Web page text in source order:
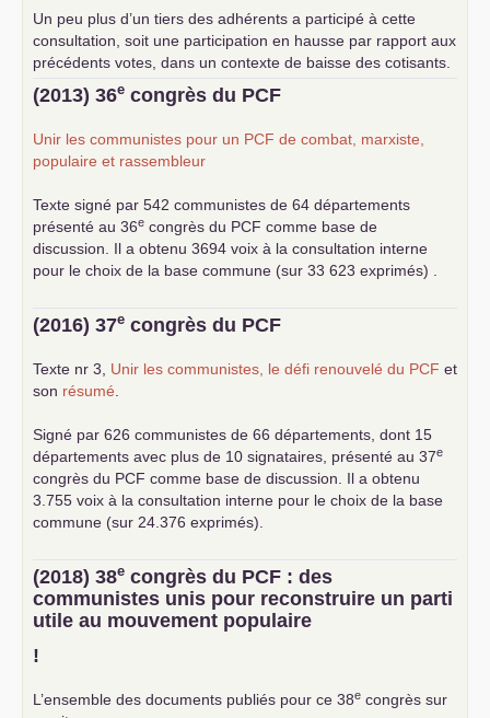
Un peu plus d’un tiers des adhérents a participé à cette
consultation, soit une participation en hausse par rapport aux
précédents votes, dans un contexte de baisse des cotisants.
... lire la suite
(2013) 36e congrès du PCF
Unir les communistes pour un PCF de combat, marxiste,
populaire et rassembleur
Texte signé par 542 communistes de 64 départements
présenté au 36e congrès du PCF comme base de
discussion. Il a obtenu 3694 voix à la consultation interne
pour le choix de la base commune (sur 33 623 exprimés) .
(2016) 37e congrès du PCF
Texte nr 3, Unir les communistes, le défi renouvelé du PCF et
son résumé
Signé par 626 communistes de 66 départements, dont 15
départements avec plus de 10 signataires, présenté au 37e
congrès du PCF comme base de discussion. Il a obtenu
3.755 voix à la consultation interne pour le choix de la base
commune (sur 24.376 exprimés).
(2018) 38e congrès du PCF : des
communistes unis pour reconstruire un parti
utile au mouvement populaire
!
L’ensemble des documents publiés pour ce 38e congrès sur